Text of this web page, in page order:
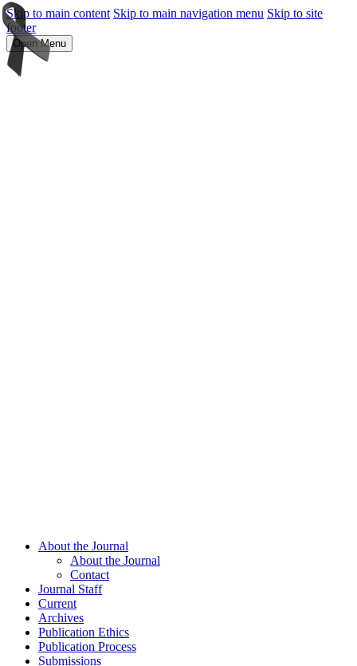
Skip to main content Skip to main navigation menu Skip to site
footer
Open Menu
About the Journal
About the Journal
Contact
Journal Staff
Current
Archives
Publication Ethics
Publication Process
Submissions